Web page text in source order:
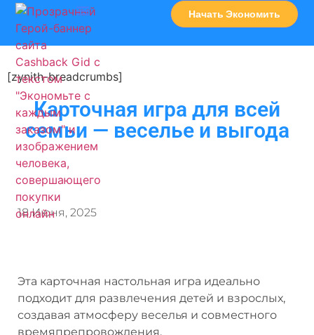
Начать Экономить
[zynith-breadcrumbs]
Карточная игра для всей
семьи — веселье и выгода
18 Июня, 2025
Эта карточная настольная игра идеально
подходит для развлечения детей и взрослых,
создавая атмосферу веселья и совместного
времяпрепровождения.